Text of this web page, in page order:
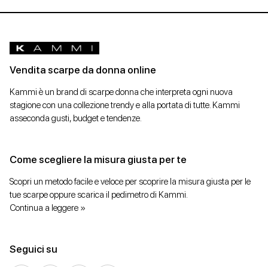
Stivali e
Tronchetto
Zeppe
Taglia
Vendita scarpe da donna online
Kammi è un brand di scarpe donna che interpreta ogni nuova
stagione con una collezione trendy e alla portata di tutte. Kammi
asseconda gusti, budget e tendenze.
Come scegliere la misura giusta per te
Scopri un metodo facile e veloce per scoprire la misura giusta per le
tue scarpe oppure scarica il pedimetro di Kammi.
Continua a leggere »
Seguici su